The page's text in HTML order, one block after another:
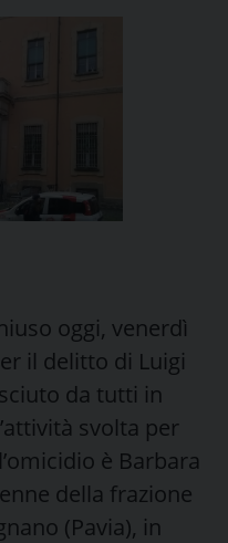
oggi, venerdì
il delitto di Luigi
da tutti in
svolta per
è Barbara
della frazione
(Pavia), in